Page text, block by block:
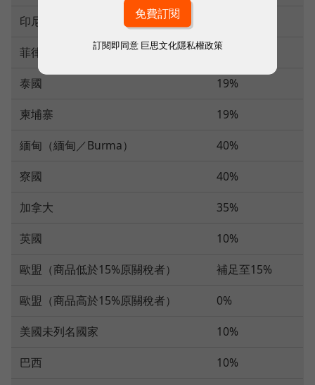
印尼
菲律賓
19%
泰國
19%
柬埔寨
19%
緬甸（緬甸／Burma）
40%
寮國
40%
加拿大
35%
英國
10%
歐盟（商品低於15%原關稅者）
補足至15%
歐盟（商品高於15%原關稅者）
0%
美國未列名國家
10%
巴西
10%
訂閱即同意 巨思文化隱私權政策